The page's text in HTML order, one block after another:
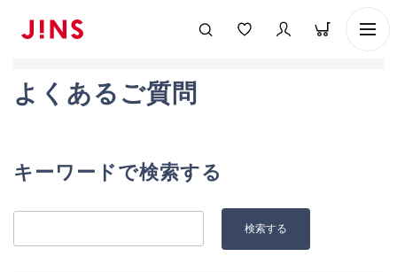
よくあるご質問
キーワードで検索する